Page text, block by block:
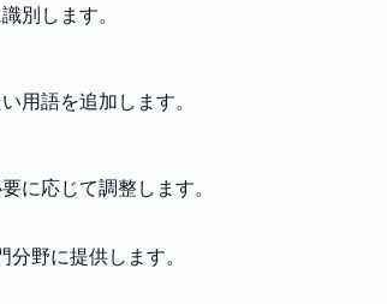
別します。
用語を追加します。
に応じて調整します。
野に提供します。